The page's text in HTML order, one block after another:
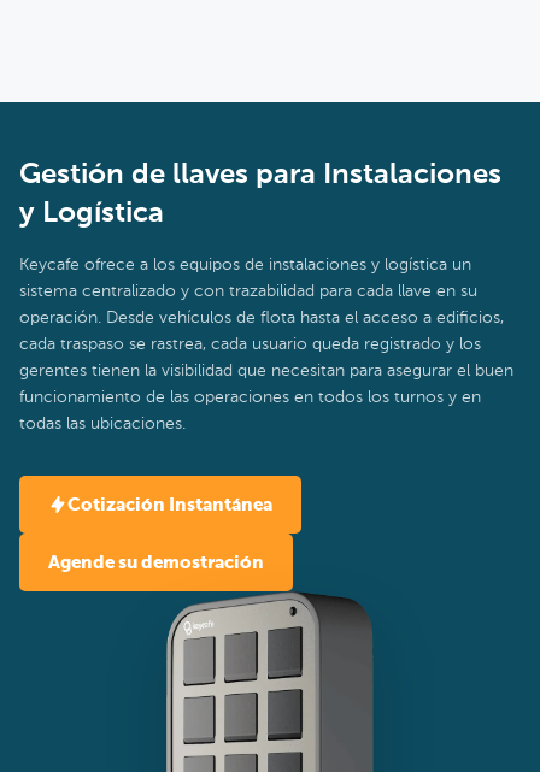
Gestión de llaves para Instalaciones
y Logística
Keycafe ofrece a los equipos de instalaciones y logística un
sistema centralizado y con trazabilidad para cada llave en su
operación. Desde vehículos de flota hasta el acceso a edificios,
cada traspaso se rastrea, cada usuario queda registrado y los
gerentes tienen la visibilidad que necesitan para asegurar el buen
funcionamiento de las operaciones en todos los turnos y en
todas las ubicaciones.
Cotización Instantánea
Agende su demostración